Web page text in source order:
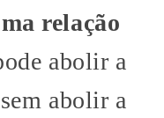
relação
abolir a
abolir a